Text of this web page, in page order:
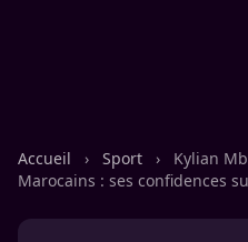
Accueil › Sport ›
Kylian
Marocains : ses confidences